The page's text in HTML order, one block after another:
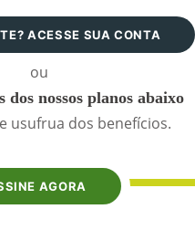
ACESSE SUA CONTA
ou
dos nossos planos abaixo
usufrua dos benefícios.
AGORA